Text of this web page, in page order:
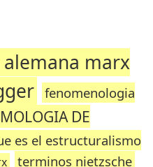
marx
fenomenologia
DE
es el estructuralismo
terminos nietzsche